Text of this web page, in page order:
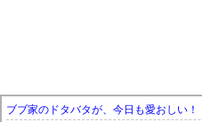
ブブ家のドタバタが、今日も愛おしい！